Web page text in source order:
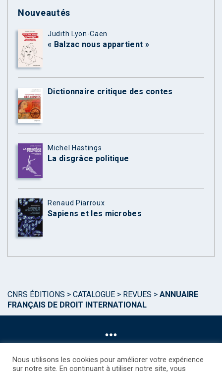
Nouveautés
Judith Lyon-Caen
« Balzac nous appartient »
Dictionnaire critique des contes
Michel Hastings
La disgrâce politique
Renaud Piarroux
Sapiens et les microbes
CNRS ÉDITIONS > CATALOGUE > REVUES > ANNUAIRE
FRANÇAIS DE DROIT INTERNATIONAL
Nous utilisons les cookies pour améliorer votre expérience
sur notre site. En continuant à utiliser notre site, vous